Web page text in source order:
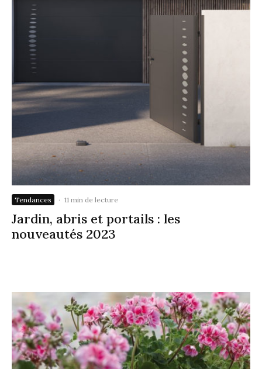
Tendances · 11 min de lecture
Jardin, abris et portails : les
nouveautés 2023